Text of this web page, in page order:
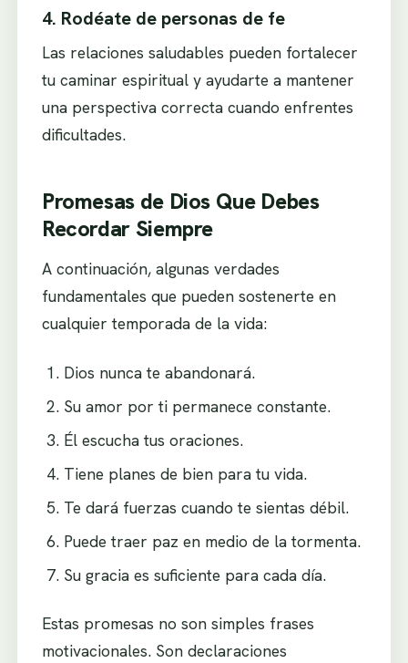
4. Rodéate de personas de fe
Las relaciones saludables pueden fortalecer
tu caminar espiritual y ayudarte a mantener
una perspectiva correcta cuando enfrentes
dificultades.
Promesas de Dios Que Debes
Recordar Siempre
A continuación, algunas verdades
fundamentales que pueden sostenerte en
cualquier temporada de la vida:
Dios nunca te abandonará.
Su amor por ti permanece constante.
Él escucha tus oraciones.
Tiene planes de bien para tu vida.
Te dará fuerzas cuando te sientas débil.
Puede traer paz en medio de la tormenta.
Su gracia es suficiente para cada día.
Estas promesas no son simples frases
motivacionales. Son declaraciones